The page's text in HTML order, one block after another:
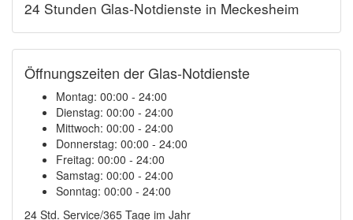
24 Stunden Glas-Notdienste in Meckesheim
Öffnungszeiten der Glas-Notdienste
Montag: 00:00 - 24:00
Dienstag: 00:00 - 24:00
Mittwoch: 00:00 - 24:00
Donnerstag: 00:00 - 24:00
Freitag: 00:00 - 24:00
Samstag: 00:00 - 24:00
Sonntag: 00:00 - 24:00
24 Std. Service/365 Tage im Jahr